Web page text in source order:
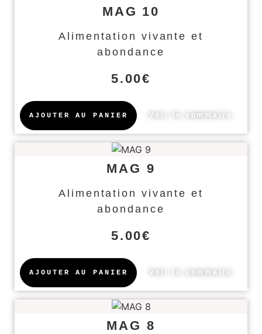
MAG 10
Alimentation vivante et
abondance
5.00€
AJOUTER AU PANIER Voir le sommaire
MAG 9
Alimentation vivante et
abondance
5.00€
AJOUTER AU PANIER Voir le sommaire
MAG 8